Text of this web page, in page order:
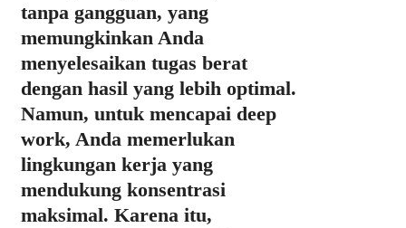
tanpa gangguan, yang
memungkinkan Anda
menyelesaikan tugas berat
dengan hasil yang lebih optimal.
Namun, untuk mencapai deep
work, Anda memerlukan
lingkungan kerja yang
mendukung konsentrasi
maksimal. Karena itu,